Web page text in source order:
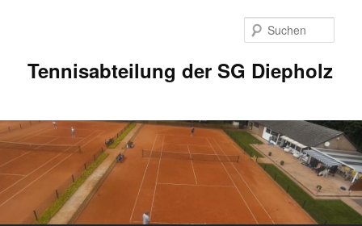
Tennisabteilung der SG Diepholz